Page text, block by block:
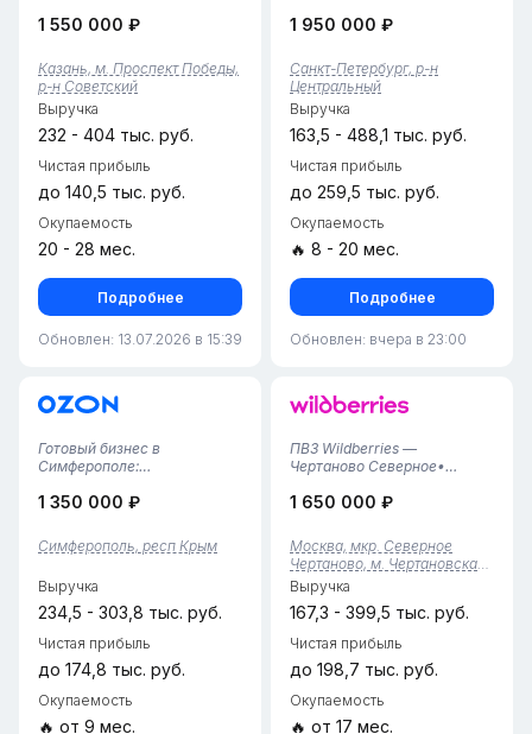
КазаниПродается
заказов с
диверсифицированным
доходом. Точка объединяет
три крупнейшие площадки,
что обеспе...
1 550 000 ₽
Казань, м. Проспект Победы,
р-н Советский
Выручка
232 - 404 тыс. руб.
Чистая прибыль
до 140,5 тыс. руб.
Окупаемость
20 - 28 мес.
Подробнее
Обновлен: 13.07.2026 в 15:39
получения ваших заказов. С
метра и командой из трех
квалифицированных
сотрудников, мы
обеспечиваем операт...
1 950 000 ₽
Санкт-Петербург, р-н
Центральный
Выручка
163,5 - 488,1 тыс. руб.
Чистая прибыль
до 259,5 тыс. руб.
Окупаемость
🔥 8 - 20 мес.
Подробнее
Обновлен: вчера в 23:00
Готовый бизнес в
Симферополе:
(3 года успеха!)Предлагаем
самых стабильных и
надежных пунктов выдачи
Симферополе. Это «зрелый»
актив с тр...
1 350 000 ₽
Симферополь, респ Крым
Выручка
234,5 - 303,8 тыс. руб.
Чистая прибыль
до 174,8 тыс. руб.
Окупаемость
🔥 от 9 мес.
ПВЗ Wildberries —
Чертаново Северное•
Чертаново Северное.• Дата
(стабильный пункт с
наработанной базой).•
Тариф: 4,69%.• Статус:
Полностью отлаженны...
1 650 000 ₽
Москва, мкр. Северное
Чертаново, м. Чертановская,
р-н Чертаново Северное
Выручка
167,3 - 399,5 тыс. руб.
Чистая прибыль
до 198,7 тыс. руб.
Окупаемость
🔥 от 17 мес.